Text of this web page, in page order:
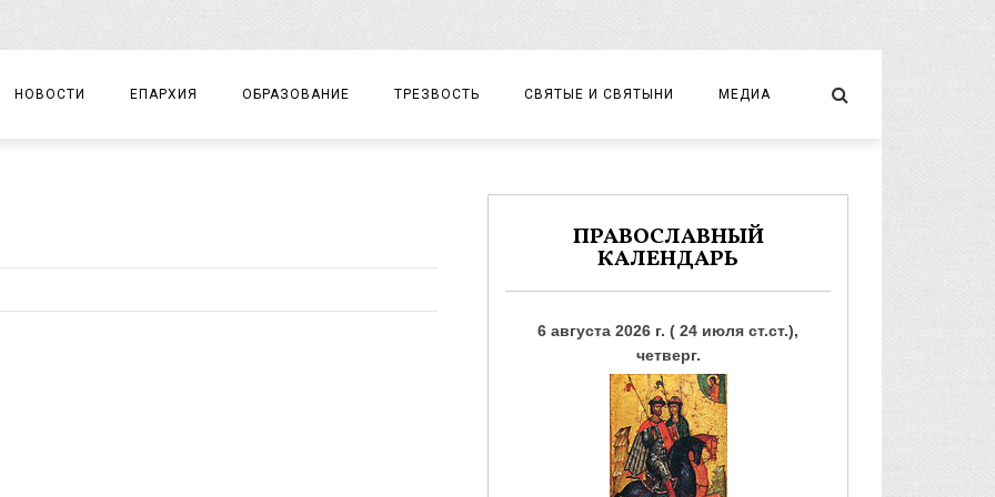
НОВОСТИ ЕПАРХИЯ
ДОКУМЕНТЫ
ЕПАРХИАЛЬНЫЕ ОТДЕЛЫ
ОБРАЗОВАНИЕ
ДЕТСКИЙ ТУРИЗМ
ТРЕЗВОСТЬ
ЗАМЕТКИ
СВЯТЫЕ И СВЯТЫНИ МЕДИА
ФОТО
ПРАВОСЛАВНЫЙ
КАЛЕНДАРЬ
6 августа 2026 г. ( 24 июля ст.ст.),
четверг.